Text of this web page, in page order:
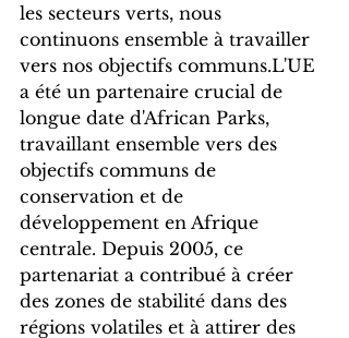
les secteurs verts, nous
continuons ensemble à travailler
vers nos objectifs communs.L'UE
a été un partenaire crucial de
longue date d'African Parks,
travaillant ensemble vers des
objectifs communs de
conservation et de
développement en Afrique
centrale. Depuis 2005, ce
partenariat a contribué à créer
des zones de stabilité dans des
régions volatiles et à attirer des